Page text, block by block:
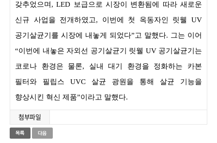
갖추었으며, LED 보급으로 시장이 변환됨에 따라 새로운
신규 사업을 전개하였고, 이번에 첫 옥동자인 릿웰 UV
공기살균기를 시장에 내놓게 되었다”고 말했다. 그는 이어
“이번에 내놓은 자외선 공기살균기 릿웰 UV 공기살균기는
코로나 환경은 물론, 실내 대기 환경을 정화하는 카본
필터와 필립스 UVC 살균 광원을 통해 살균 기능을
향상시킨 혁신 제품”이라고 말했다.
첨부파일